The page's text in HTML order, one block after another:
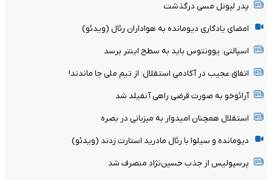
پدر لیونل مسی درگذشت
امضای یادگاری دیومانده به هواداران رئال (ویدئو)
اسپالتی: یوونتوس باید به سطح اینتر برسد
اتفاق عجیب در آکادمی استقلال: از تیم ملی جا ماندند!
آرائوخو به صورت قرضی راهی آنفیلد شد
استقلال همچنان امیدوار به میزبانی در بصره
دیومانده و سیلوا با رئال مادرید استارت زدند (ویدئو)
پرسپولیس از جذب حسین‌نژاد منصرف شد